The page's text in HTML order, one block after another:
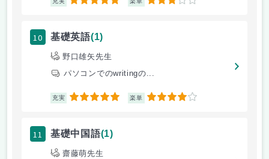
10 基礎英語(1)
野口雄矢先生
パソコンでのwritingの...
充実 5 楽単 4
11 基礎中国語(1)
齋藤萌先生